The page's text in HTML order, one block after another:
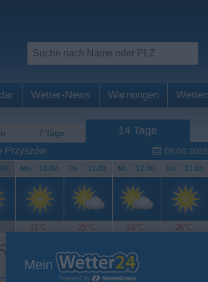
Wetter-News Warnungen
7 Tage 14 Tage
08.08.2026
Przyszów
Mo. 10.08. Di. 11.08. Mi. 12.08. Do. 13.08.
31°C 25°C 24°C 26°C
Mein